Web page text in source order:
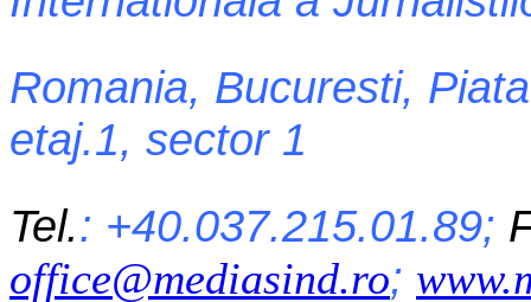
Romania, Bucuresti,
etaj.1, sector 1
Tel.: +40.037.215.01.89;
office@mediasind.ro;